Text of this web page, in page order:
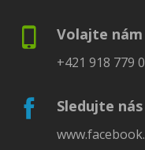
Volajte nám
+421 918 779
Sledujte nás